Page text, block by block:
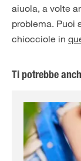
aiuola, a volte
problema. Puoi
chiocciole in
Ti potrebbe